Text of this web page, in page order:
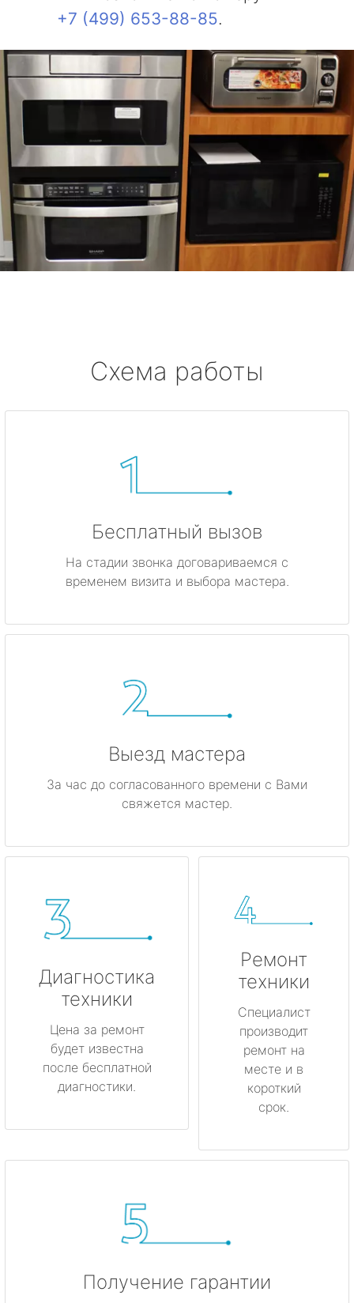
+7 (499) 653-88-85.
Схема работы
Бесплатный вызов
На стадии звонка договариваемся с
временем визита и выбора мастера.
Выезд мастера
За час до согласованного времени с Вами
свяжется мастер.
Диагностика
техники
Цена за ремонт
будет известна
после бесплатной
диагностики.
Ремонт
техники
Специалист
производит
ремонт на
месте и в
короткий
срок.
Получение гарантии